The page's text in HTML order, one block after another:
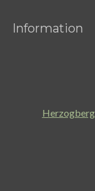
Information